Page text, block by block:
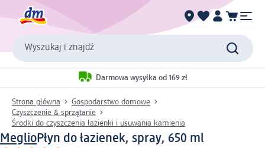
Wyszukaj i znajdź
Darmowa wysyłka od 169 zł
Strona główna
Gospodarstwo domowe
Czyszczenie & sprzątanie
Środki do czyszczenia łazienki i usuwania kamienia
MeglioPłyn do łazienek, spray, 650 ml